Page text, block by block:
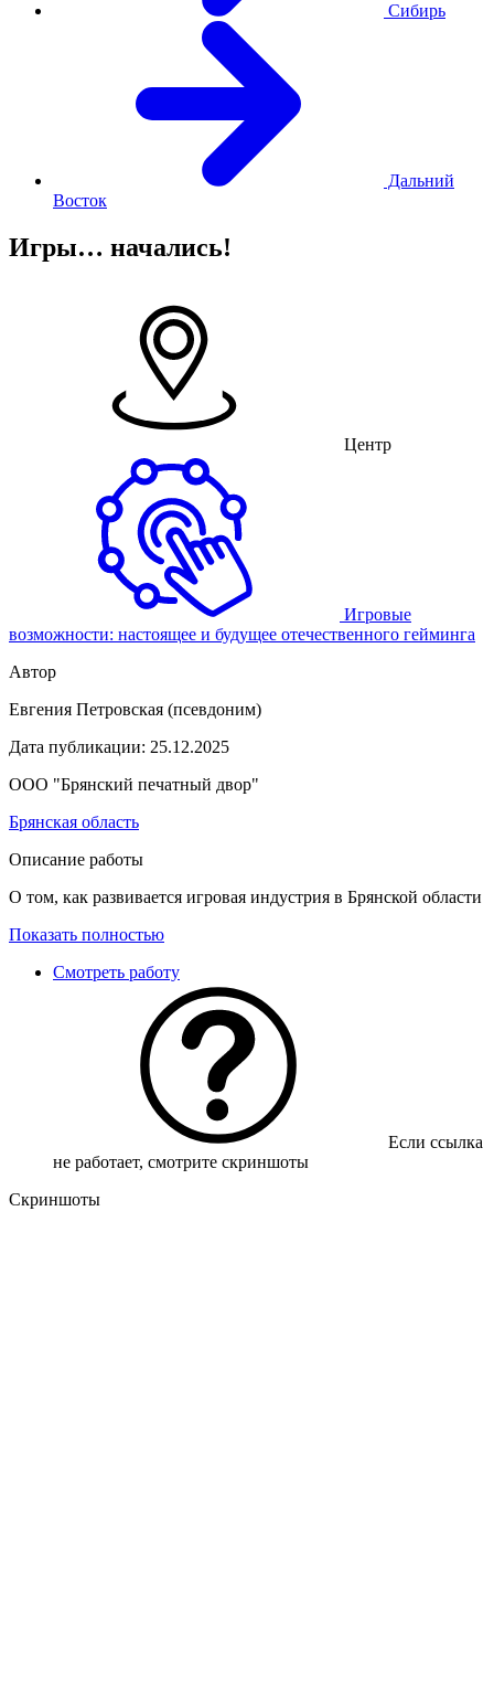
Сибирь
Дальний
Восток
Игры… начались!
Центр
Игровые
возможности: настоящее и будущее отечественного гейминга
Автор
Евгения Петровская (псевдоним)
Дата публикации: 25.12.2025
ООО "Брянский печатный двор"
Брянская область
Описание работы
О том, как развивается игровая индустрия в Брянской области
Показать полностью
Смотреть работу
Если ссылка
не работает, смотрите скриншоты
Скриншоты